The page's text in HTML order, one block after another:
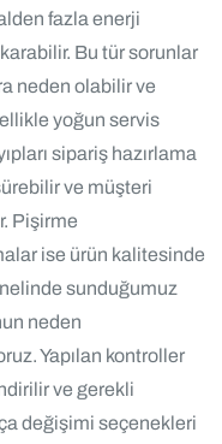
fazla enerji
Bu tür sorunlar
neden olabilir ve
yoğun servis
sipariş hazırlama
ve müşteri
Pişirme
ise ürün kalitesinde
sunduğumuz
neden
Yapılan kontroller
ve gerekli
değişimi seçenekleri